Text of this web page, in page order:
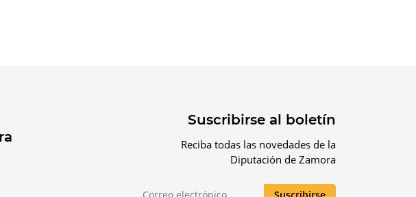
Suscribirse al boletín
Reciba todas las novedades de la
Diputación de Zamora